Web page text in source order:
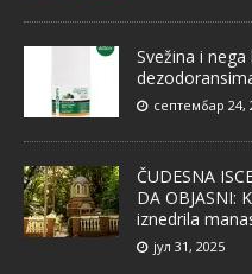
Svežina i
септембар 24,
ČUDESNA
DA OBJASNI:
iznedrila
јул 31, 2025